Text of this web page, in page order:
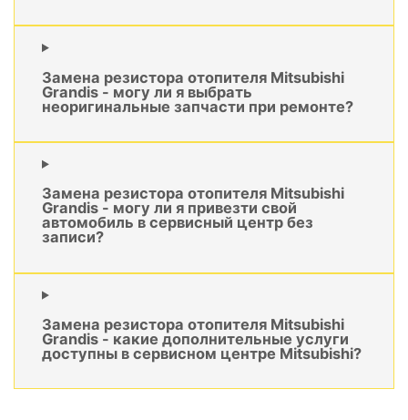
Замена резистора отопителя Mitsubishi
Grandis - могу ли я выбрать
неоригинальные запчасти при ремонте?
Замена резистора отопителя Mitsubishi
Grandis - могу ли я привезти свой
автомобиль в сервисный центр без
записи?
Замена резистора отопителя Mitsubishi
Grandis - какие дополнительные услуги
доступны в сервисном центре Mitsubishi?